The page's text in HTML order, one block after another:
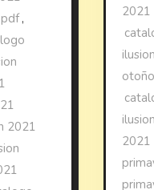
,
2021
2021
2021